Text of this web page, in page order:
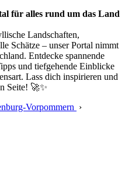
für alles rund um das Land
Landschaften,
Schätze – unser Portal nimmt
Entdecke spannende
und tiefgehende Einblicke
Lass dich inspirieren und
Seite! 🚀✨
Vorpommern ›